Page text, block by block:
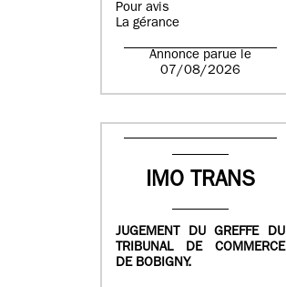
Pour avis
La gérance
Annonce parue le
07/08/2026
IMO TRANS
JUGEMENT DU GREFFE DU
TRIBUNAL DE COMMERCE
DE BOBIGNY.